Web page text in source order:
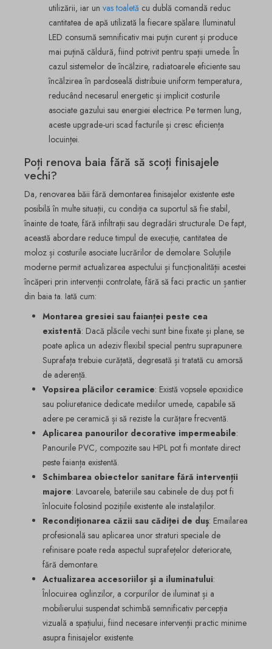
utilizării, iar un vas toaletă cu dublă comandă reduc
cantitatea de apă utilizată la fiecare spălare. Iluminatul
LED consumă semnificativ mai puțin curent și produce
mai puțină căldură, fiind potrivit pentru spații umede. În
cazul sistemelor de încălzire, radiatoarele eficiente sau
încălzirea în pardoseală distribuie uniform temperatura,
reducând necesarul energetic și implicit costurile
asociate gazului sau energiei electrice. Pe termen lung,
aceste upgrade-uri scad facturile și cresc eficiența
locuinței.
Poți renova baia fără să scoți finisajele
vechi?
Da, renovarea băii fără demontarea finisajelor existente este
posibilă în multe situații, cu condiția ca suportul să fie stabil,
înainte de toate, fără infiltrații sau degradări structurale. De fapt,
această abordare reduce timpul de execuție, cantitatea de
moloz și costurile asociate lucrărilor de demolare. Soluțiile
moderne permit actualizarea aspectului și funcționalității acestei
încăperi prin intervenții controlate, fără să faci practic un șantier
din baia ta. Iată cum:
Montarea gresiei sau faianței peste cea
existentă: Dacă plăcile vechi sunt bine fixate și plane, se
poate aplica un adeziv flexibil special pentru suprapunere.
Suprafața trebuie curățată, degresată și tratată cu amorsă
de aderență.
Vopsirea plăcilor ceramice: Există vopsele epoxidice
sau poliuretanice dedicate mediilor umede, capabile să
adere pe ceramică și să reziste la curățare frecventă.
Aplicarea panourilor decorative impermeabile:
Panourile PVC, compozite sau HPL pot fi montate direct
peste faianța existentă.
Schimbarea obiectelor sanitare fără intervenții
majore: Lavoarele, bateriile sau cabinele de duș pot fi
înlocuite folosind pozițiile existente ale instalațiilor.
Recondiționarea căzii sau cădiței de duș: Emailarea
profesională sau aplicarea unor straturi speciale de
refinisare poate reda aspectul suprafețelor deteriorate,
fără demontare.
Actualizarea accesoriilor și a iluminatului:
Înlocuirea oglinzilor, a corpurilor de iluminat și a
mobilierului suspendat schimbă semnificativ percepția
vizuală a spațiului, fiind necesare intervenții practic minime
asupra finisajelor existente.